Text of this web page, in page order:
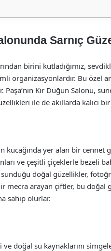
Sarnıç
birini kutladığımız,
organizasyonlardır. Bu özel
Kır Düğün Salonu,
ile de akıllarda kalıcı bir
kucağında yer alan bir cennet
ve çeşitli çiçeklerle bezeli
sunduğu doğal güzellikler,
mecra arayan çiftler, bu doğal
sahip olurlar.
ve doğal su kaynaklarını